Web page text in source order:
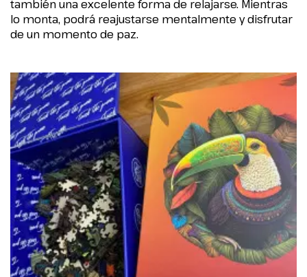
también una excelente forma de relajarse. Mientras
lo monta, podrá reajustarse mentalmente y disfrutar
de un momento de paz.